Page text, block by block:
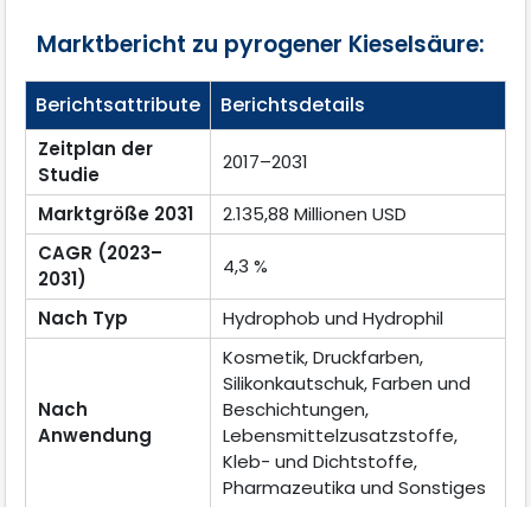
Marktbericht zu pyrogener Kieselsäure:
Berichtsattribute Berichtsdetails
Zeitplan der
Studie
2017–2031
Marktgröße 2031
2.135,88 Millionen USD
CAGR (2023–
2031)
4,3 %
Nach Typ Hydrophob und Hydrophil
Nach
Anwendung
Kosmetik, Druckfarben,
Silikonkautschuk, Farben und
Beschichtungen,
Lebensmittelzusatzstoffe,
Kleb- und Dichtstoffe,
Pharmazeutika und Sonstiges